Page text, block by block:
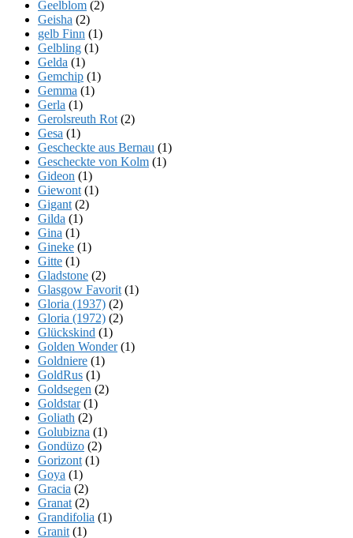
Geelblom (2)
Geisha (2)
gelb Finn (1)
Gelbling (1)
Gelda (1)
Gemchip (1)
Gemma (1)
Gerla (1)
Gerolsreuth Rot (2)
Gesa (1)
Gescheckte aus Bernau (1)
Gescheckte von Kolm (1)
Gideon (1)
Giewont (1)
Gigant (2)
Gilda (1)
Gina (1)
Gineke (1)
Gitte (1)
Gladstone (2)
Glasgow Favorit (1)
Gloria (1937) (2)
Gloria (1972) (2)
Glückskind (1)
Golden Wonder(1)
Goldniere (1)
GoldRus (1)
Goldsegen (2)
Goldstar(1)
Goliath (2)
Golubizna (1)
Gondüzo (2)
Gorizont (1)
Goya (1)
Gracia (2)
Granat (2)
Grandifolia (1)
Granit (1)